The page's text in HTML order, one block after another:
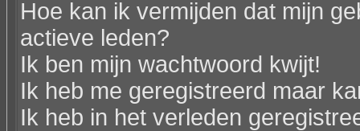
Hoe kan ik vermijden dat mijn
actieve leden?
Ik ben mijn wachtwoord kwijt!
Ik heb me geregistreerd maar
Ik heb in het verleden